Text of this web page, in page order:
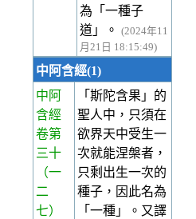
為「一種子
道」。
(2024年11
月21日 18:15:49)
中阿含經(1)
中阿
含經
卷第
三十
（一
二
七）
「斯陀含果」的
聖人中，只須在
欲界天中受生一
次就能涅槃者，
只剩出生一次的
種子，因此名為
「一種」。又譯